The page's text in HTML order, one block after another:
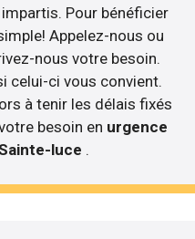
Pour bénéficier
Appelez-nous ou
nous votre besoin.
celui-ci vous convient.
à tenir les délais fixés
besoin en urgence
luce .